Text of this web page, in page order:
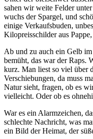
sahen wir weite Felder
wuchs der Spargel, und
einige Verkaufsbuden,
Kilopreisschilder aus
Ab und zu auch ein Gelb
bemüht, das war der Raps.
kurz. Man liest so viel über
Verschiebungen, da muss
Natur sieht, fragen, ob es
vielleicht. Oder ob es
War es ein Alarmzeichen,
schlechte Nachricht, was
ein Bild der Heimat, der